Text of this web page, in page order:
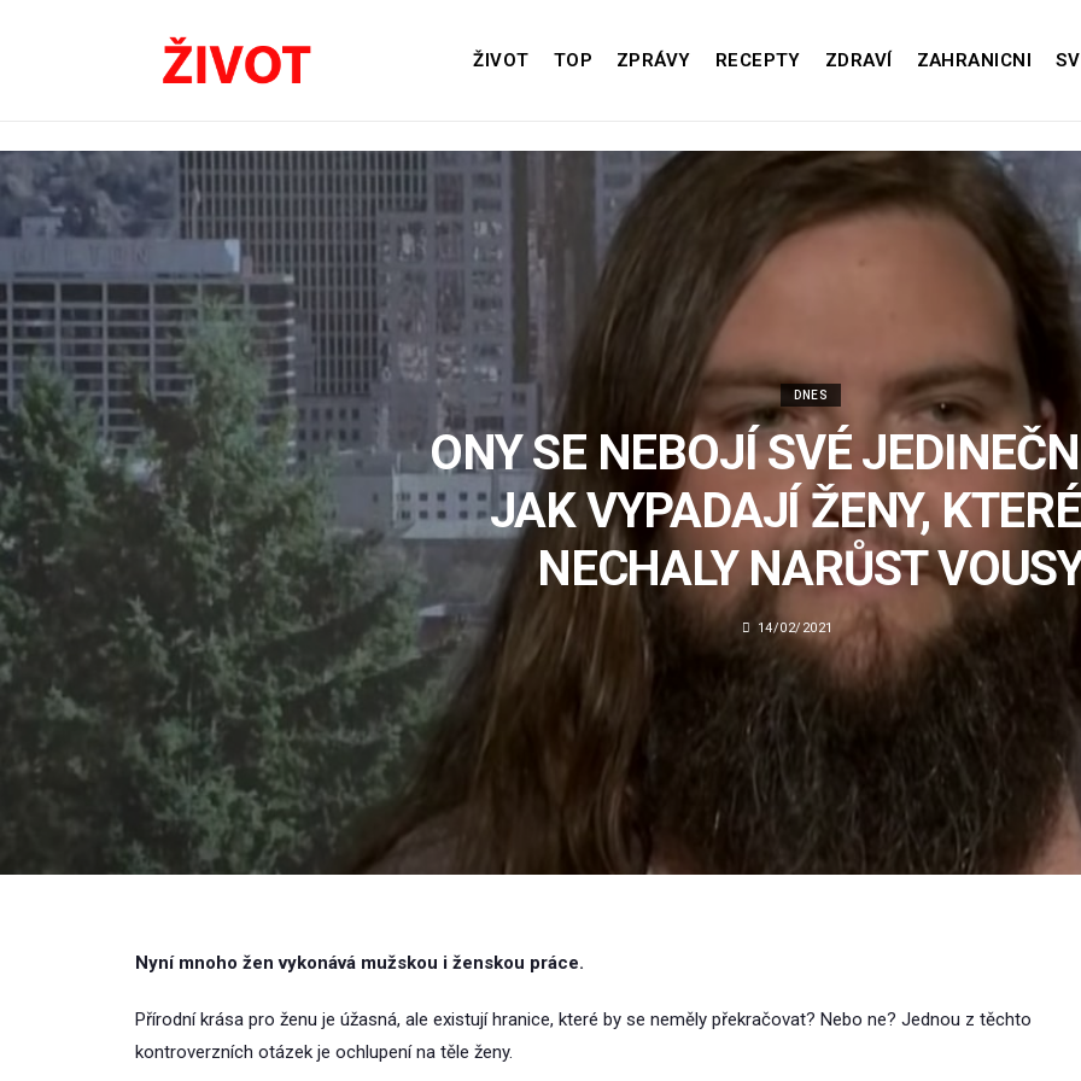
ŽIVOT TOP ZPRÁVY RECEPTY ZDRAVÍ ZAHRANICNI
DNES
ONY SE NEBOJÍ SVÉ
JAK VYPADAJÍ ŽENY,
NECHALY NARŮST
14/02/2021
Nyní mnoho žen vykonává mužskou i ženskou práce.
Přírodní krása pro ženu je úžasná, ale existují hranice, které by se neměly překračovat? Nebo ne? Jednou z těchto
kontroverzních otázek je ochlupení na těle ženy.